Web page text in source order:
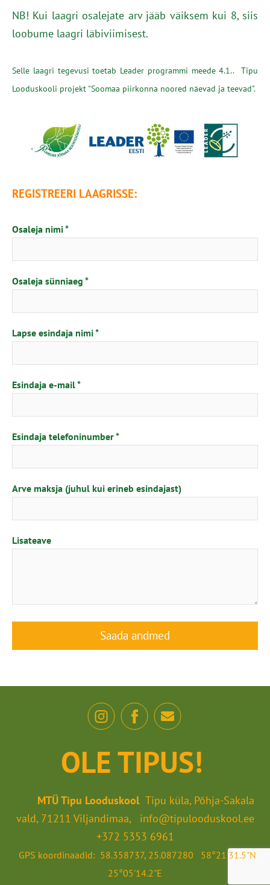
NB! Kui laagri osalejate arv jääb väiksem kui 8, siis
loobume laagri läbiviimisest.
Selle laagri tegevusi toetab Leader programmi meede 4.1.. Tipu
Looduskooli projekt "Soomaa piirkonna noored näevad ja teevad".
REGISTREERI LAAGRISSE:
Osaleja nimi
Osaleja sünniaeg
Lapse esindaja nimi
Esindaja e-mail
Esindaja telefoninumber
Arve maksja (juhul kui erineb esindajast)
Lisateave
OLE TIPUS!
MTÜ Tipu Looduskool Tipu küla, Põhja-Sakala
vald, 71211 Viljandimaa, info@tipulooduskool.ee
+372 5353 6961
GPS koordinaadid: 58.358737, 25.087280 58°21'31.5"N
25°05'14.2"E